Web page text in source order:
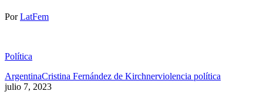
PorLatFem
Política
ArgentinaCristina Fernández de Kirchnerviolencia política
julio 7, 2023